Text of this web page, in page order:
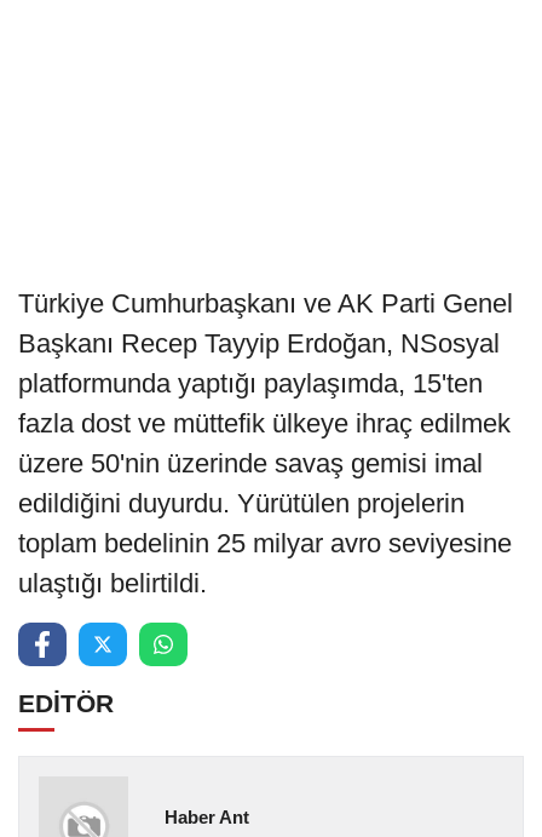
Türkiye Cumhurbaşkanı ve AK Parti Genel
Başkanı Recep Tayyip Erdoğan, NSosyal
platformunda yaptığı paylaşımda, 15'ten
fazla dost ve müttefik ülkeye ihraç edilmek
üzere 50'nin üzerinde savaş gemisi imal
edildiğini duyurdu. Yürütülen projelerin
toplam bedelinin 25 milyar avro seviyesine
ulaştığı belirtildi.
EDİTÖR
Haber Ant